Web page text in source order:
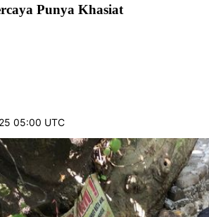
Punya Khasiat
05:00 UTC